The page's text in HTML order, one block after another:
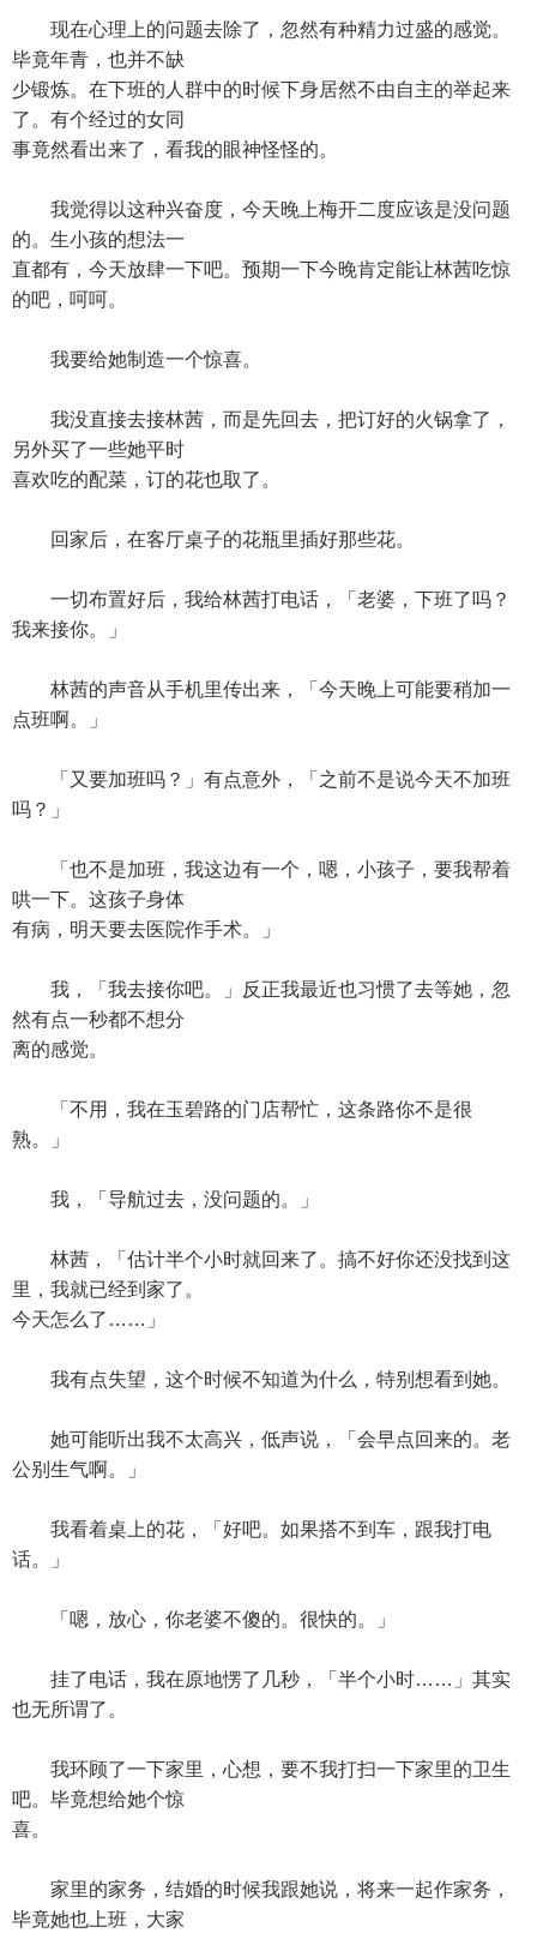
现在心理上的问题去除了，忽然有种精力过盛的感觉。
毕竟年青，也并不缺
少锻炼。在下班的人群中的时候下身居然不由自主的举起来
了。有个经过的女同
事竟然看出来了，看我的眼神怪怪的。
我觉得以这种兴奋度，今天晚上梅开二度应该是没问题
的。生小孩的想法一
直都有，今天放肆一下吧。预期一下今晚肯定能让林茜吃惊
的吧，呵呵。
我要给她制造一个惊喜。
我没直接去接林茜，而是先回去，把订好的火锅拿了，
另外买了一些她平时
喜欢吃的配菜，订的花也取了。
回家后，在客厅桌子的花瓶里插好那些花。
一切布置好后，我给林茜打电话，「老婆，下班了吗？
我来接你。」
林茜的声音从手机里传出来，「今天晚上可能要稍加一
点班啊。」
「又要加班吗？」有点意外，「之前不是说今天不加班
吗？」
「也不是加班，我这边有一个，嗯，小孩子，要我帮着
哄一下。这孩子身体
有病，明天要去医院作手术。」
我，「我去接你吧。」反正我最近也习惯了去等她，忽
然有点一秒都不想分
离的感觉。
「不用，我在玉碧路的门店帮忙，这条路你不是很
熟。」
我，「导航过去，没问题的。」
林茜，「估计半个小时就回来了。搞不好你还没找到这
里，我就已经到家了。
今天怎么了……」
我有点失望，这个时候不知道为什么，特别想看到她。
她可能听出我不太高兴，低声说，「会早点回来的。老
公别生气啊。」
我看着桌上的花，「好吧。如果搭不到车，跟我打电
话。」
「嗯，放心，你老婆不傻的。很快的。」
挂了电话，我在原地愣了几秒，「半个小时……」其实
也无所谓了。
我环顾了一下家里，心想，要不我打扫一下家里的卫生
吧。毕竟想给她个惊
喜。
家里的家务，结婚的时候我跟她说，将来一起作家务，
毕竟她也上班，大家